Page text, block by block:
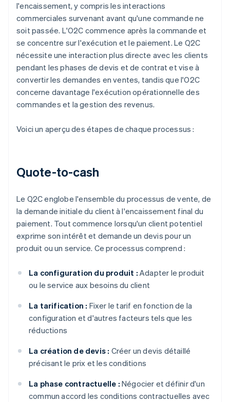
l'encaissement, y compris les interactions
commerciales survenant avant qu'une commande ne
soit passée. L'O2C commence après la commande et
se concentre sur l'exécution et le paiement. Le Q2C
nécessite une interaction plus directe avec les clients
pendant les phases de devis et de contrat et vise à
convertir les demandes en ventes, tandis que l'O2C
concerne davantage l'exécution opérationnelle des
commandes et la gestion des revenus.
Voici un aperçu des étapes de chaque processus :
Quote-to-cash
Le Q2C englobe l'ensemble du processus de vente, de
la demande initiale du client à l'encaissement final du
paiement. Tout commence lorsqu'un client potentiel
exprime son intérêt et demande un devis pour un
produit ou un service. Ce processus comprend :
La configuration du produit : Adapter le produit
ou le service aux besoins du client
La tarification : Fixer le tarif en fonction de la
configuration et d'autres facteurs tels que les
réductions
La création de devis : Créer un devis détaillé
précisant le prix et les conditions
La phase contractuelle : Négocier et définir d'un
commun accord les conditions contractuelles avec